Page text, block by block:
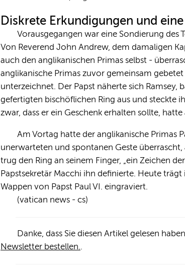
Diskrete Erkundigungen und
Vorausgegangen war eine Sondierung des
Von Reverend John Andrew, dem damaligen
auch den anglikanischen Primas selbst -
anglikanische Primas zuvor gemeinsam
unterzeichnet. Der Papst näherte sich Ramsey,
gefertigten bischöflichen Ring aus und steckte
zwar, dass er ein Geschenk erhalten sollte,
Am Vortag hatte der anglikanische Primas
unerwarteten und spontanen Geste
trug den Ring an seinem Finger, „ein Zeichen
Papstsekretär Macchi ihn definierte. Heute
Wappen von Papst Paul VI. eingraviert.
(vatican news - cs)
Danke, dass Sie diesen Artikel gelesen
Newsletter bestellen..